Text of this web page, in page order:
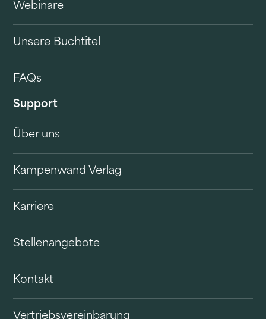
Webinare
Unsere Buchtitel
FAQs
Support
Über uns
Kampenwand Verlag
Karriere
Stellenangebote
Kontakt
Vertriebsvereinbarung